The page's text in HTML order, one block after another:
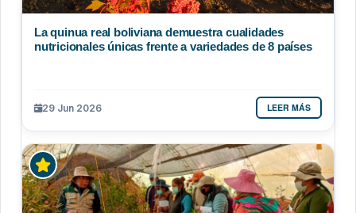
La quinua real boliviana demuestra cualidades
nutricionales únicas frente a variedades de 8 países
29 Jun 2026 LEER MÁS